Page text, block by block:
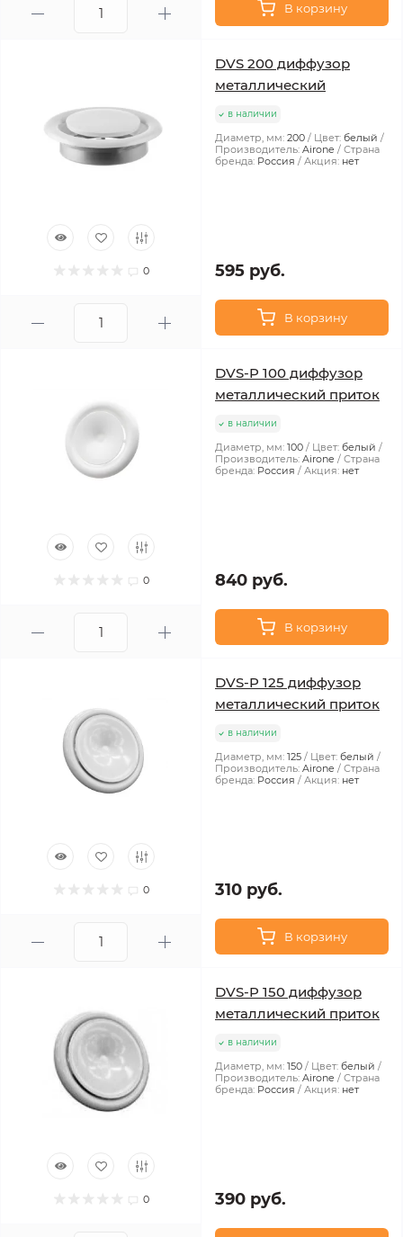
В корзину
0
DVS 200 диффузор
металлический
в наличии
Диаметр, мм: 200 Цвет: белый
Производитель: Airone
Страна
бренда: Россия Акция: нет
595 руб.
В корзину
0
DVS-P 100 диффузор
металлический приток
в наличии
Диаметр, мм: 100 Цвет: белый
Производитель: Airone
Страна
бренда: Россия Акция: нет
840 руб.
В корзину
0
DVS-P 125 диффузор
металлический приток
в наличии
Диаметр, мм: 125 Цвет: белый
Производитель: Airone
Страна
бренда: Россия Акция: нет
310 руб.
В корзину
0
DVS-P 150 диффузор
металлический приток
в наличии
Диаметр, мм: 150 Цвет: белый
Производитель: Airone
Страна
бренда: Россия Акция: нет
390 руб.